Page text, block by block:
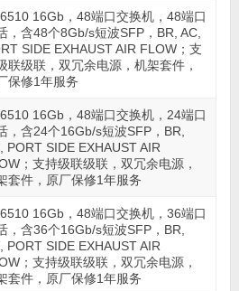
16Gb，48端口交换机，48端口
，含48个8Gb/s短波SFP，BR, AC,
SIDE EXHAUST AIR FLOW；支
联级联，双冗余电源，机架套件，
保修1年服务
16Gb，48端口交换机，24端口
，含24个16Gb/s短波SFP，BR,
PORT SIDE EXHAUST AIR
；支持级联级联，双冗余电源，
套件，原厂保修1年服务
16Gb，48端口交换机，36端口
，含36个16Gb/s短波SFP，BR,
PORT SIDE EXHAUST AIR
；支持级联级联，双冗余电源，
套件，原厂保修1年服务